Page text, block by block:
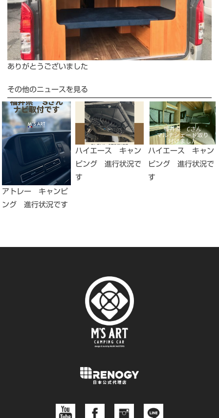
ありがとうございました
その他のニュースを見る
アトレー キャンピ
ング 進行状況です
ハイエース キャン
ピング 進行状況で
す
ハイエース キャン
ピング 進行状況で
す